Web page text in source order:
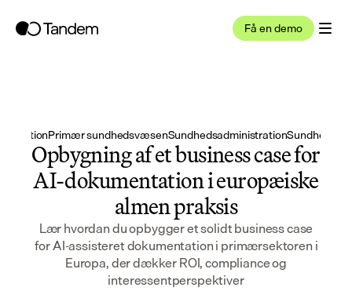
Få en demo
Primær sundhedsvæsenSundhedsadministrationSundhed IT
Opbygning af et business case for
AI-dokumentation i europæiske
almen praksis
Lær hvordan du opbygger et solidt business case
for AI-assisteret dokumentation i primærsektoren i
Europa, der dækker ROI, compliance og
interessentperspektiver